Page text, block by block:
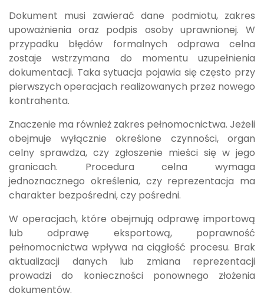
Dokument musi zawierać dane podmiotu, zakres
upoważnienia oraz podpis osoby uprawnionej. W
przypadku błędów formalnych odprawa celna
zostaje wstrzymana do momentu uzupełnienia
dokumentacji. Taka sytuacja pojawia się często przy
pierwszych operacjach realizowanych przez nowego
kontrahenta.
Znaczenie ma również zakres pełnomocnictwa. Jeżeli
obejmuje wyłącznie określone czynności, organ
celny sprawdza, czy zgłoszenie mieści się w jego
granicach. Procedura celna wymaga
jednoznacznego określenia, czy reprezentacja ma
charakter bezpośredni, czy pośredni.
W operacjach, które obejmują odprawę importową
lub odprawę eksportową, poprawność
pełnomocnictwa wpływa na ciągłość procesu. Brak
aktualizacji danych lub zmiana reprezentacji
prowadzi do konieczności ponownego złożenia
dokumentów.